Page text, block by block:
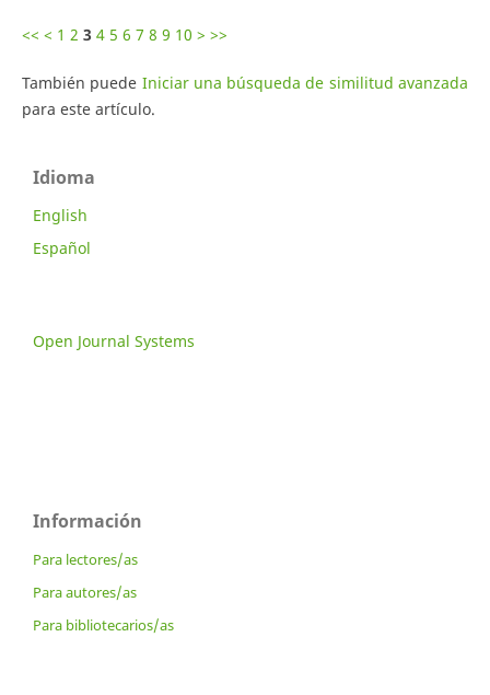
<< < 1 2 3 4 5 6 7 8 9 10 > >>
También puede Iniciar una búsqueda de similitud avanzada
para este artículo.
Idioma
English
Español
Open Journal Systems
Información
Para lectores/as
Para autores/as
Para bibliotecarios/as